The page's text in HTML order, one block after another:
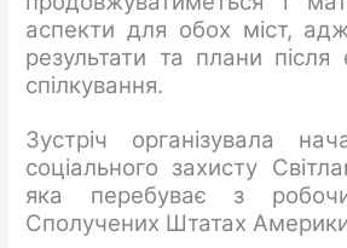
аспекти для обох міст,
результати та плани після
спілкування.
Зустріч організувала
соціального захисту
яка перебуває з
Сполучених Штатах